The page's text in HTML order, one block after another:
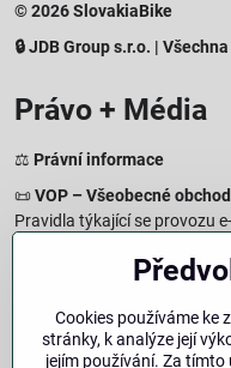
© 2026 SlovakiaBike
🔒 JDB Group s.r.o. |
Právo + Média
⚖️ Právní informace
📜VOP – Všeobecné
Pravidla týkající se provozu
Zásady zpracování
Jak chráníme a
Informace o cookies
Informace o používaných
Cookies používáme ke
stránky, k analýze její
jejím používání. Za tímto